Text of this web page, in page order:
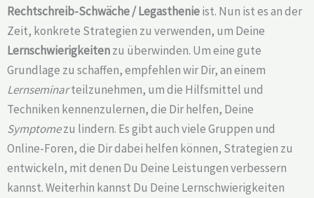
Rechtschreib-Schwäche /Legasthenieist. Nun ist es an der
Zeit, konkrete Strategien zu verwenden, um Deine
Lernschwierigkeitenzu überwinden. Um eine gute
Grundlage zu schaffen, empfehlen wir Dir, an einem
Lernseminarteilzunehmen, um die Hilfsmittel und
Techniken kennenzulernen, die Dir helfen, Deine
Symptomezu lindern. Es gibt auch viele Gruppen und
Online-Foren, die Dir dabei helfen können, Strategien zu
entwickeln, mit denen Du Deine Leistungen verbessern
kannst. Weiterhin kannst Du Deine Lernschwierigkeiten